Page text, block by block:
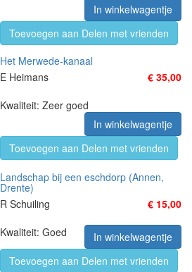
In winkelwagentje
Toevoegen aan Delen met vrienden
Het Merwede-kanaal
E Heimans
€ 35,00
Kwaliteit: Zeer goed
In winkelwagentje
Toevoegen aan Delen met vrienden
Landschap bij een eschdorp (Annen,
Drente)
R Schuiling
€ 15,00
Kwaliteit: Goed
In winkelwagentje
Toevoegen aan Delen met vrienden